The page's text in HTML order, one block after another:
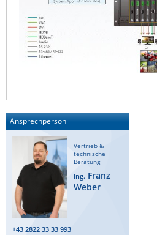
Ansprechperson
Vertrieb &
technische
Beratung
Ing. Franz
Weber
+43 2822 33 33 993